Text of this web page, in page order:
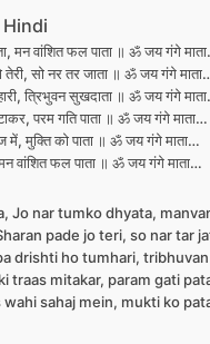
Hindi
मन वांशित फल पाता ॥ ॐ जय गंगे
तेरी, सो नर तर जाता ॥ ॐ जय गंगे
त्रिभुवन सुखदाता ॥ ॐ जय गंगे
परम गति पाता ॥ ॐ जय गंगे माता…
में, मुक्ति को पाता ॥ ॐ जय गंगे माता…
वांशित फल पाता ॥ ॐ जय गंगे माता…
Jo nar tumko dhyata,
pade jo teri, so nar tar
drishti ho tumhari,
traas mitakar, param gati
sahaj mein, mukti ko